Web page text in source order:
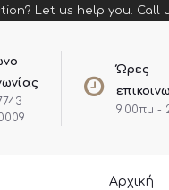
Let us help you. Call
Ώρες
9:00πμ -
Αρχική